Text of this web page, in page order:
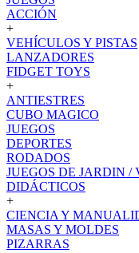
ACCIÓN
+
VEHÍCULOS Y PISTAS
LANZADORES
FIDGET TOYS
+
ANTIESTRES
CUBO MAGICO
JUEGOS
DEPORTES
RODADOS
JUEGOS DE JARDIN /
DIDÁCTICOS
+
CIENCIA Y
MASAS Y MOLDES
PIZARRAS